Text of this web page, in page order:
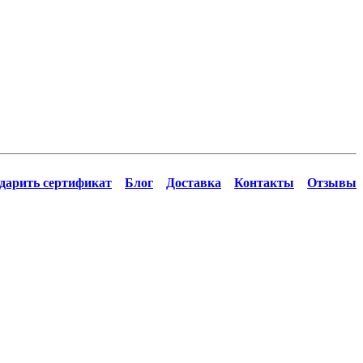
сертификат Блог Доставка Контакты Отзывы